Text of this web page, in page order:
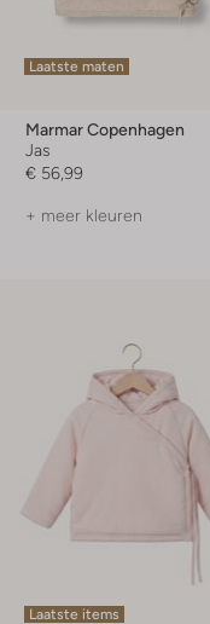
Laatste maten
Marmar Copenhagen
Jas
€ 56,99
+ meer kleuren
Laatste items